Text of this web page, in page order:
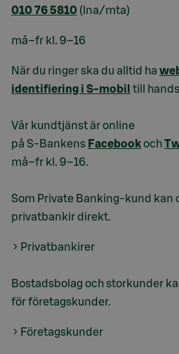
010 76 5810 (lna/mta)
må–fr kl. 9–16
När du ringer ska du alltid ha
identifiering i S-mobil till
Vår kundtjänst är online
på S-Bankens Facebookoch
må–fr kl. 9–16.
Som Private Banking-kund kan
privatbankir direkt.
Privatbankirer
Bostadsbolag och storkunder
för företagskunder.
Företagskunder